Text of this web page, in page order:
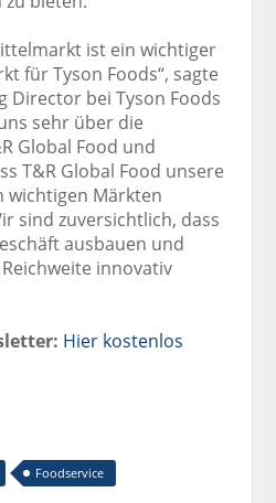
ist ein wichtiger
für Tyson Foods“, sagte
Director bei Tyson Foods
sehr über die
Global Food und
T&R Global Food unsere
wichtigen Märkten
sind zuversichtlich, dass
ausbauen und
innovativ
Hier kostenlos
Foodservice